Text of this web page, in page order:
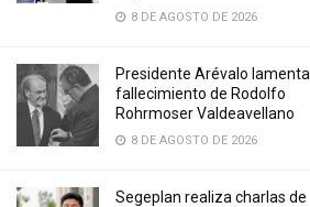
8 DE AGOSTO DE 2026
Presidente Arévalo lamenta
fallecimiento de Rodolfo
Rohrmoser Valdeavellano
8 DE AGOSTO DE 2026
Segeplan realiza charlas de